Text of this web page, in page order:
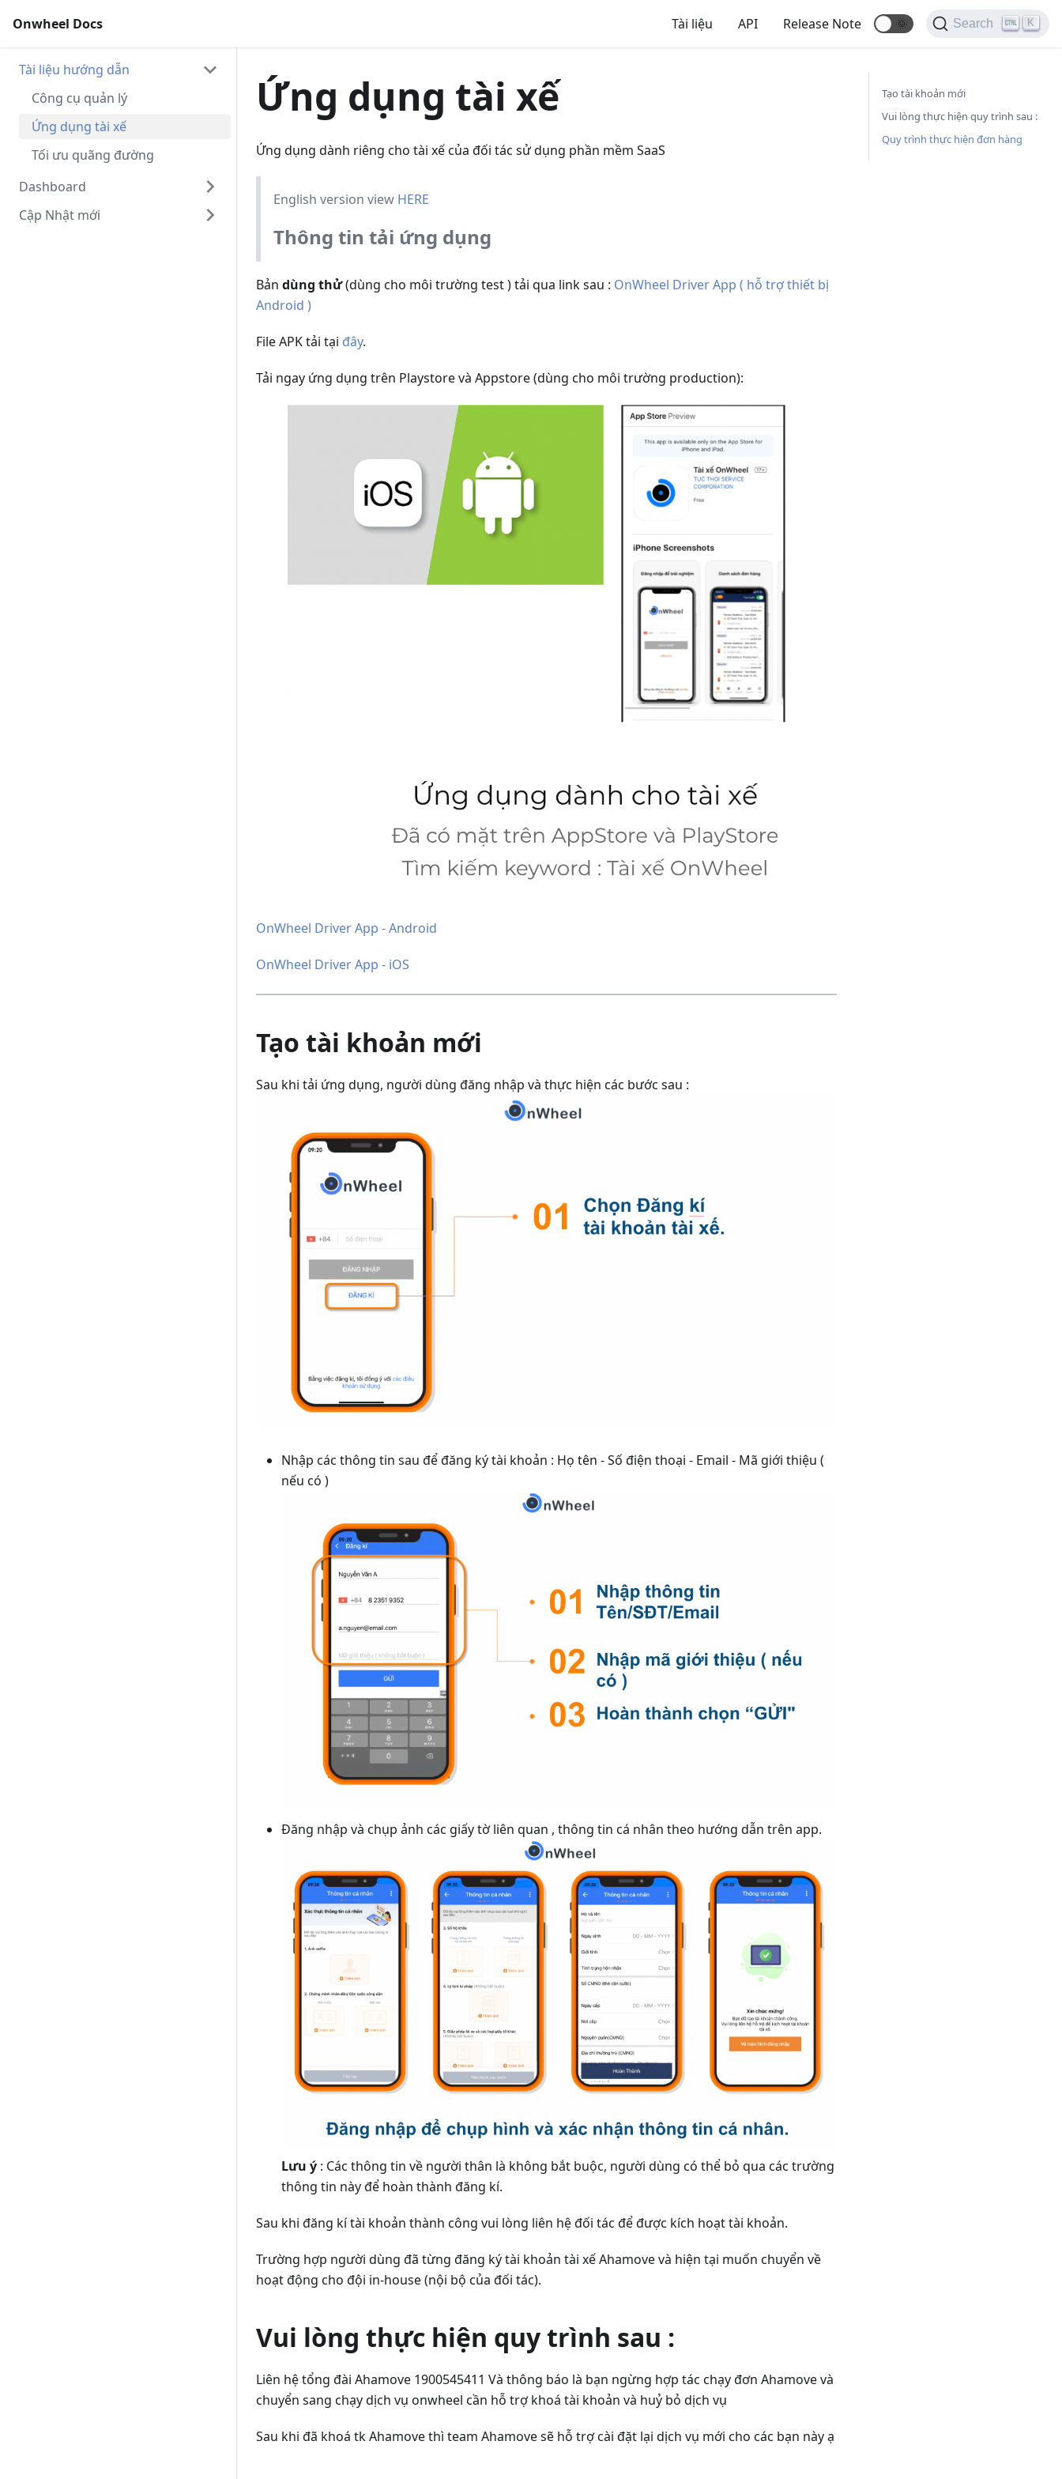
Onwheel Docs Tài liệu API Release Note 🌞 Search K
Tài liệu hướng dẫn
Công cụ quản lý
Ứng dụng tài xế
Tối ưu quãng đường
Dashboard
Công cụ quản lý
Cập Nhật mới
Ứng dụng tài xế
Ứng dụng dành riêng cho tài xế của đối tác sử dụng phần mềm SaaS
English version view HERE
Thông tin tải ứng dụng
Bản dùng thử(dùng cho môi trường test ) tải qua link sau : OnWheel Driver App ( hỗ trợ thiết bị
Android )
File APK tải tại đây.
Tải ngay ứng dụng trên Playstore và Appstore (dùng cho môi trường production):
OnWheel Driver App - Android
OnWheel Driver App - iOS
Tạo tài khoản mới
Sau khi tải ứng dụng, người dùng đăng nhập và thực hiện các bước sau :
Nhập các thông tin sau để đăng ký tài khoản : Họ tên - Số điện thoại - Email - Mã giới thiệu (
nếu có )
Đăng nhập và chụp ảnh các giấy tờ liên quan , thông tin cá nhân theo hướng dẫn trên app.
Lưu ý : Các thông tin về người thân là không bắt buộc, người dùng có thể bỏ qua các trường
thông tin này để hoàn thành đăng kí.
Sau khi đăng kí tài khoản thành công vui lòng liên hệ đối tác để được kích hoạt tài khoản.
Trường hợp người dùng đã từng đăng ký tài khoản tài xế Ahamove và hiện tại muốn chuyển về
hoạt động cho đội in-house (nội bộ của đối tác).
Vui lòng thực hiện quy trình sau :
Liên hệ tổng đài Ahamove 1900545411 Và thông báo là bạn ngừng hợp tác chạy đơn Ahamove và
chuyển sang chạy dịch vụ onwheel cần hỗ trợ khoá tài khoản và huỷ bỏ dịch vụ
Sau khi đã khoá tk Ahamove thì team Ahamove sẽ hỗ trợ cài đặt lại dịch vụ mới cho các bạn này ạ
Tạo tài khoản mới
Vui lòng thực hiện quy trình sau :
Quy trình thực hiện đơn hàng